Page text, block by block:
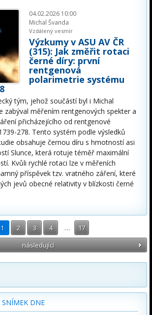
04.02.2026 10:00
Michal Švanda
Vzdálený vesmír
Výzkumy v ASU AV ČR
(315): Jak změřit rotaci
černé díry: první
rentgenová
polarimetrie systému
tým, jehož součástí byl i Michal
zabýval měřením rentgenových spekter a
přicházejícího od rentgenové
278. Tento systém podle výsledků
obsahuje černou díru s hmotností asi
Slunce, která rotuje téměř maximální
Kvůli rychlé rotaci lze v měřeních
příspěvek tzv. vratného záření, které
jevů obecné relativity v blízkosti černé
1 2 3 4 …
17
následující
SNÍMEK DNE